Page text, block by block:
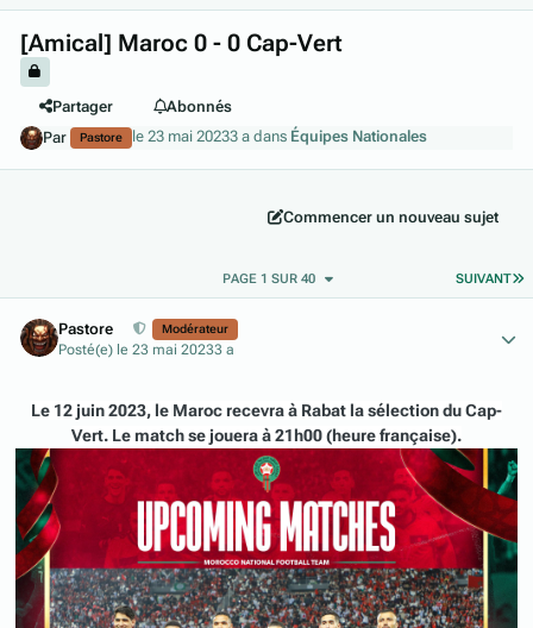
[Amical] Maroc 0 - 0 Cap-Vert
Partager
Abonnés
Par
Pastore le 23 mai 20233 a dans Équipes Nationales
Commencer un nouveau sujet
SUIVANT
PAGE 1 SUR 40
Pastore Modérateur
Posté(e) le 23 mai 20233 a
Le 12 juin 2023, le Maroc recevra à Rabat la sélection du Cap-
Vert. Le match se jouera à 21h00 (heure française).